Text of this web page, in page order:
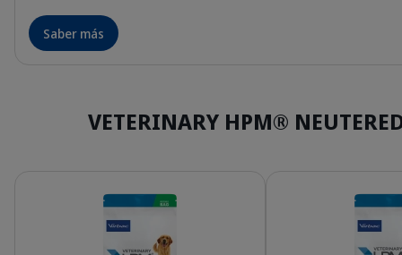
Saber más
VETERINARY HPM®